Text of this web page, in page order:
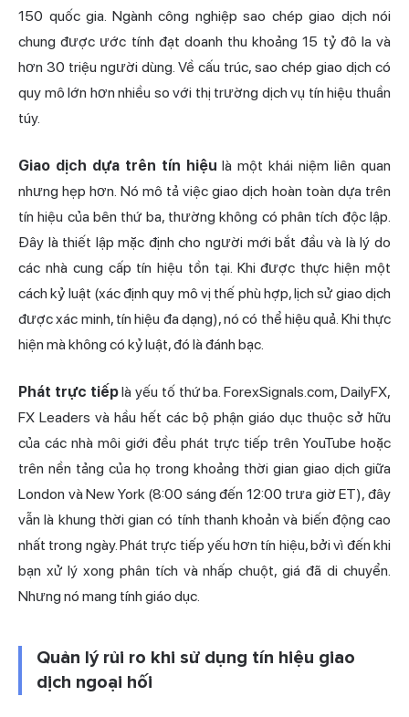
150 quốc gia. Ngành công nghiệp sao chép giao dịch nói
chung được ước tính đạt doanh thu khoảng 15 tỷ đô la và
hơn 30 triệu người dùng. Về cấu trúc, sao chép giao dịch có
quy mô lớn hơn nhiều so với thị trường dịch vụ tín hiệu thuần
túy.
Giao dịch dựa trên tín hiệu là một khái niệm liên quan
nhưng hẹp hơn. Nó mô tả việc giao dịch hoàn toàn dựa trên
tín hiệu của bên thứ ba, thường không có phân tích độc lập.
Đây là thiết lập mặc định cho người mới bắt đầu và là lý do
các nhà cung cấp tín hiệu tồn tại. Khi được thực hiện một
cách kỷ luật (xác định quy mô vị thế phù hợp, lịch sử giao dịch
được xác minh, tín hiệu đa dạng), nó có thể hiệu quả. Khi thực
hiện mà không có kỷ luật, đó là đánh bạc.
Phát trực tiếplà yếu tố thứ ba. ForexSignals.com, DailyFX,
FX Leaders và hầu hết các bộ phận giáo dục thuộc sở hữu
của các nhà môi giới đều phát trực tiếp trên YouTube hoặc
trên nền tảng của họ trong khoảng thời gian giao dịch giữa
London và New York (8:00 sáng đến 12:00 trưa giờ ET), đây
vẫn là khung thời gian có tính thanh khoản và biến động cao
nhất trong ngày. Phát trực tiếp yếu hơn tín hiệu, bởi vì đến khi
bạn xử lý xong phân tích và nhấp chuột, giá đã di chuyển.
Nhưng nó mang tính giáo dục.
Quản lý rủi ro khi sử dụng tín hiệu giao
dịch ngoại hối